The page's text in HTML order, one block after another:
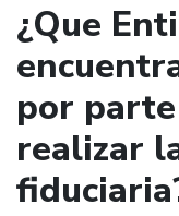
¿Que
por
realizar